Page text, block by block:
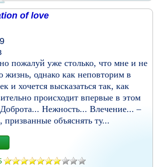
of love
пожалуй уже столько, что мне и не
жизнь, однако как неповторим в
и хочется высказаться так, как
происходит впервые в этом
Нежность... Влечение... –
призванные объяснять ту...